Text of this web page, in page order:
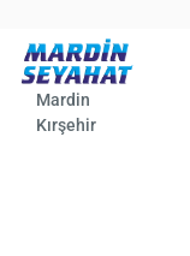
Mardin
Kırşehir